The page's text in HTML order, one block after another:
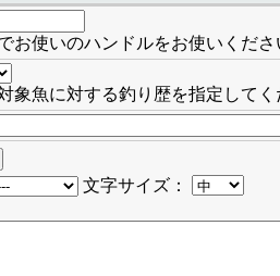
お使いのハンドルをお使いくださ
象魚に対する釣り歴を指定してく
文字サイズ：